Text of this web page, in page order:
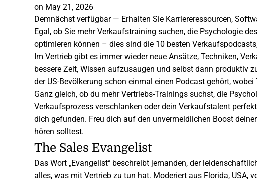
on May 21, 2026
Demnächst verfügbar — Erhalten Sie Karriereressourcen,
Egal, ob Sie mehr Verkaufstraining suchen, die Psychologie
optimieren können – dies sind die 10 besten
Im Vertrieb gibt es immer wieder neue Ansätze, Techniken,
bessere Zeit, Wissen aufzusaugen und selbst dann produktiv
der US-Bevölkerung schon einmal einen Podcast gehört,
Ganz gleich, ob du mehrVertriebs-Trainings suchst, die
Verkaufsprozess verschlanken oder dein Verkaufstalent
dich gefunden. Freu dich auf den unvermeidlichen Boost
hören solltest.
The Sales Evangelist
Das Wort „Evangelist“ beschreibt jemanden, der
alles, was mit Vertrieb zu tun hat. Moderiert aus Florida, USA,